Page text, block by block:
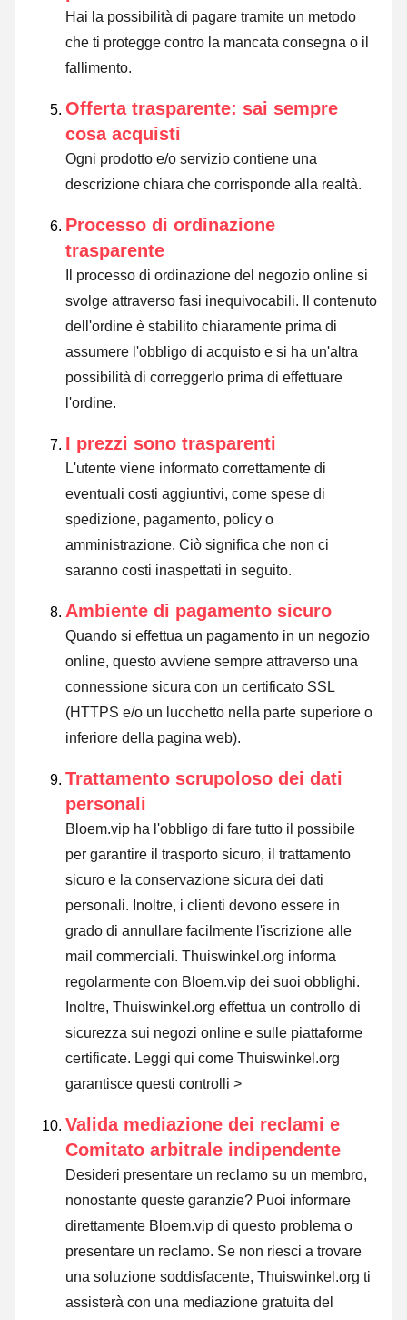
Hai la possibilità di pagare tramite un metodo
che ti protegge contro la mancata consegna o il
fallimento.
Offerta trasparente: sai sempre
cosa acquisti
Ogni prodotto e/o servizio contiene una
descrizione chiara che corrisponde alla realtà.
Processo di ordinazione
trasparente
Il processo di ordinazione del negozio online si
svolge attraverso fasi inequivocabili. Il contenuto
dell'ordine è stabilito chiaramente prima di
assumere l'obbligo di acquisto e si ha un'altra
possibilità di correggerlo prima di effettuare
l'ordine.
I prezzi sono trasparenti
L'utente viene informato correttamente di
eventuali costi aggiuntivi, come spese di
spedizione, pagamento, policy o
amministrazione. Ciò significa che non ci
saranno costi inaspettati in seguito.
Ambiente di pagamento sicuro
Quando si effettua un pagamento in un negozio
online, questo avviene sempre attraverso una
connessione sicura con un certificato SSL
(HTTPS e/o un lucchetto nella parte superiore o
inferiore della pagina web).
Trattamento scrupoloso dei dati
personali
Bloem.vip ha l'obbligo di fare tutto il possibile
per garantire il trasporto sicuro, il trattamento
sicuro e la conservazione sicura dei dati
personali. Inoltre, i clienti devono essere in
grado di annullare facilmente l'iscrizione alle
mail commerciali. Thuiswinkel.org informa
regolarmente con Bloem.vip dei suoi obblighi.
Inoltre, Thuiswinkel.org effettua un controllo di
sicurezza sui negozi online e sulle piattaforme
certificate. Leggi qui come Thuiswinkel.org
garantisce questi controlli >
Valida mediazione dei reclami e
Comitato arbitrale indipendente
Desideri presentare un reclamo su un membro,
nonostante queste garanzie? Puoi informare
direttamente Bloem.vip di questo problema o
presentare un reclamo. Se non riesci a trovare
una soluzione soddisfacente, Thuiswinkel.org ti
assisterà con una mediazione gratuita del